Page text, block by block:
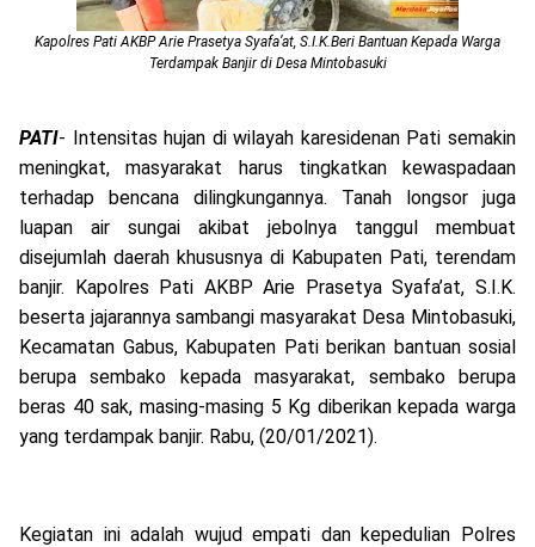
Kapolres Pati AKBP Arie Prasetya Syafa’at, S.I.K.Beri Bantuan Kepada Warga
Terdampak Banjir di Desa Mintobasuki
PATI- Intensitas hujan di wilayah karesidenan Pati semakin
meningkat, masyarakat harus tingkatkan kewaspadaan
terhadap bencana dilingkungannya. Tanah longsor juga
luapan air sungai akibat jebolnya tanggul membuat
disejumlah daerah khususnya di Kabupaten Pati, terendam
banjir. Kapolres Pati AKBP Arie Prasetya Syafa’at, S.I.K.
beserta jajarannya sambangi masyarakat Desa Mintobasuki,
Kecamatan Gabus, Kabupaten Pati berikan bantuan sosial
berupa sembako kepada masyarakat, sembako berupa
beras 40 sak, masing-masing 5 Kg diberikan kepada warga
yang terdampak banjir. Rabu, (20/01/2021).
Kegiatan ini adalah wujud empati dan kepedulian Polres